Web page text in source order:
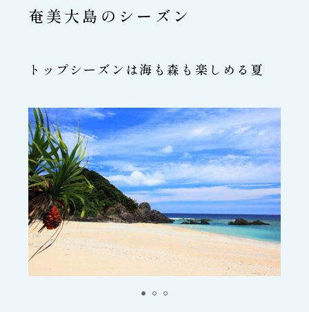
奄美大島のシーズン
トップシーズンは海も森も楽しめる夏